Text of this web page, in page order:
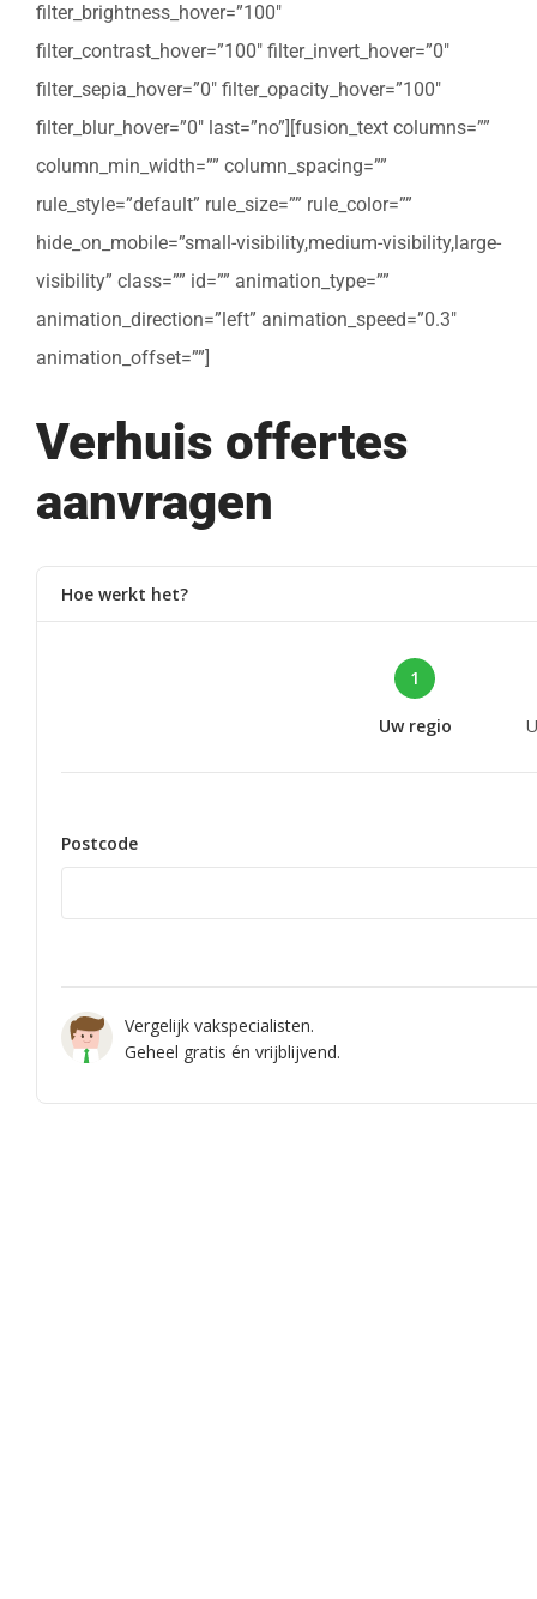
filter_brightness_hover=”100″
filter_contrast_hover=”100″ filter_invert_hover=”0″
filter_sepia_hover=”0″ filter_opacity_hover=”100″
filter_blur_hover=”0″ last=”no”][fusion_text columns=””
column_min_width=”” column_spacing=””
rule_style=”default” rule_size=”” rule_color=””
hide_on_mobile=”small-visibility,medium-visibility,large-
visibility” class=”” id=”” animation_type=””
animation_direction=”left” animation_speed=”0.3″
animation_offset=””]
Verhuis offertes
aanvragen